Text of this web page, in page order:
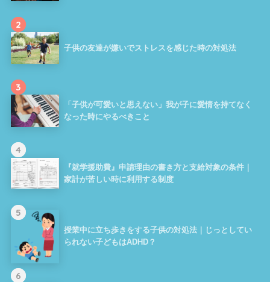
2
子供の友達が嫌いでストレスを感じた時の対処法
3
「子供が可愛いと思えない」我が子に愛情を持てなく
なった時にやるべきこと
4
『就学援助費』申請理由の書き方と支給対象の条件｜
家計が苦しい時に利用する制度
5
授業中に立ち歩きをする子供の対処法｜じっとしてい
られない子どもはADHD？
6